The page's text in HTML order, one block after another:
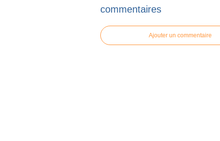
commentaires
Ajouter un commentaire